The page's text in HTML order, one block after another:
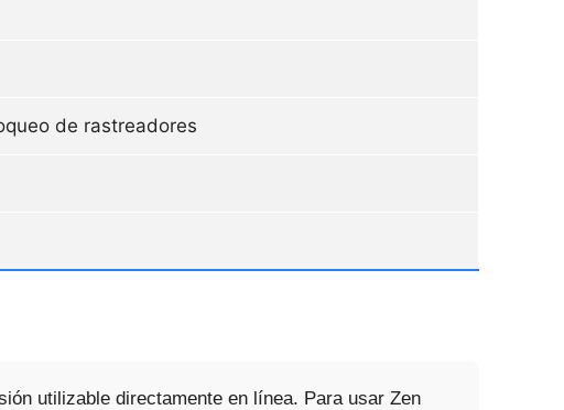
de rastreadores
utilizable directamente en línea. Para usar Zen